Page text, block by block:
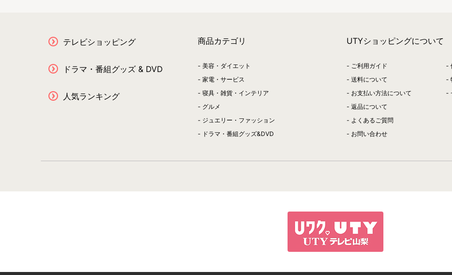
テレビショッピング
ドラマ・番組グッズ & DVD
人気ランキング
商品カテゴリ
美容・ダイエット
家電・サービス
寝具・雑貨・インテリア
グルメ
ジュエリー・ファッション
ドラマ・番組グッズ&DVD
UTYショッピングについて
ご利用ガイド
送料について
お支払い方法について
返品について
よくあるご質問
お問い合わせ